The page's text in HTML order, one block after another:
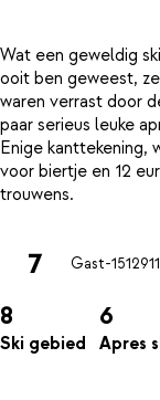
Wat een geweldig
ooit ben geweest,
waren verrast door
paar serieus leuke
Enige kanttekening,
voor biertje en 12
7 Gast-15129
8
Ski gebied
6
Apres